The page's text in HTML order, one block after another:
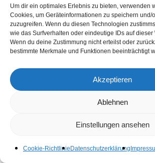
Um dir ein optimales Erlebnis zu bieten, verwenden
Cookies, um Geräteinformationen zu speichern und/
zuzugreifen. Wenn du diesen Technologien
wie das Surfverhalten oder eindeutige IDs auf
Wenn du deine Zustimmung nicht erteilst oder
bestimmte Merkmale und Funktionen beeinträchtigt
Akzeptieren
Ablehnen
Einstellungen ansehen
Cookie-Richtlinie Datenschutzerklärung